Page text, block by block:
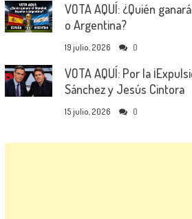
VOTA AQUÍ: ¿Quién
o Argentina?
19 julio, 2026 0
VOTA AQUÍ: Por la
Sánchez y Jesús Cintora
15 julio, 2026 0